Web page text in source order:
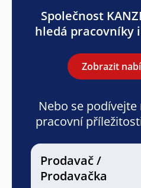
Společnost
hledá pracovníky
Zobrazit
Nebo se
pracovní
Prodavač /
Prodavačka